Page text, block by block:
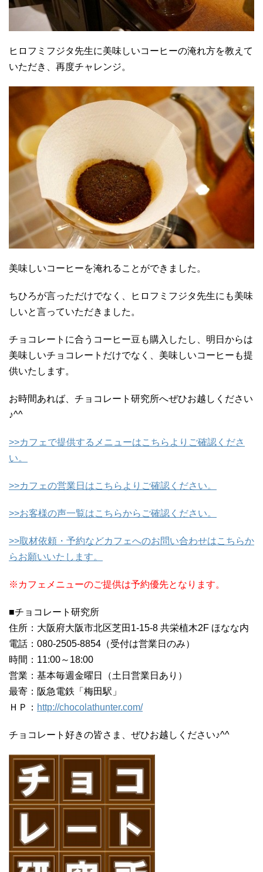
ヒロフミフジタ先生に美味しいコーヒーの淹れ方を教えて
いただき、再度チャレンジ。
美味しいコーヒーを淹れることができました。
ちひろが言っただけでなく、ヒロフミフジタ先生にも美味
しいと言っていただきました。
チョコレートに合うコーヒー豆も購入したし、明日からは
美味しいチョコレートだけでなく、美味しいコーヒーも提
供いたします。
お時間あれば、チョコレート研究所へぜひお越しください
♪^^
>>カフェで提供するメニューはこちらよりご確認くださ
い。
>>カフェの営業日はこちらよりご確認ください。
>>お客様の声一覧はこちらからご確認ください。
>>取材依頼・予約などカフェへのお問い合わせはこちらか
らお願いいたします。
※カフェメニューのご提供は予約優先となります。
■チョコレート研究所
住所：大阪府大阪市北区芝田1-15-8 共栄植木2F ほなな内
電話：080-2505-8854（受付は営業日のみ）
時間：11:00～18:00
営業：基本毎週金曜日（土日営業日あり）
最寄：阪急電鉄「梅田駅」
ＨＰ： http://chocolathunter.com/
チョコレート好きの皆さま、ぜひお越しください♪^^